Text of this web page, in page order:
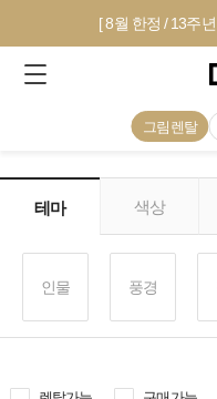
[ 8월 한정 / 13주
그림렌탈
테마 색상
인물 풍경